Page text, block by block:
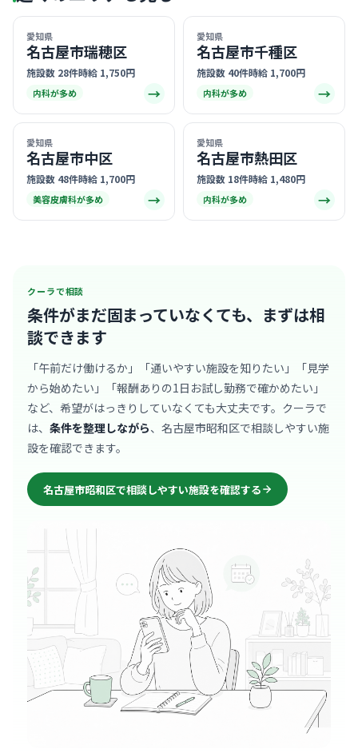
愛知県
名古屋市瑞穂区
施設数 28件時給 1,750円
内科が多め →
愛知県
名古屋市千種区
施設数 40件時給 1,700円
内科が多め →
愛知県
名古屋市中区
施設数 48件時給 1,700円
美容皮膚科が多め →
愛知県
名古屋市熱田区
施設数 18件時給 1,480円
内科が多め →
クーラで相談
条件がまだ固まっていなくても、 まずは相
談できます
「午前だけ働けるか」「通いやすい施設を知りたい」「見学
から始めたい」「報酬ありの1日お試し勤務で確かめたい」
など、希望がはっきりしていなくても大丈夫です。クーラで
は、 条件を整理しながら、名古屋市昭和区で相談しやすい施
設を確認できます。
名古屋市昭和区で相談しやすい施設を確認する